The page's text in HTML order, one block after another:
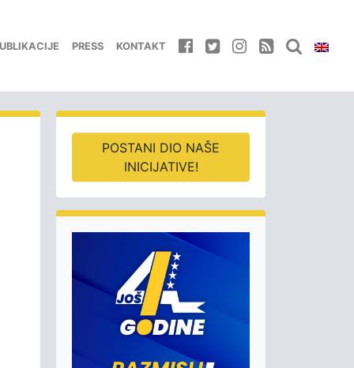
PRESS KONTAKT
POSTANI DIO NAŠE
INICIJATIVE!